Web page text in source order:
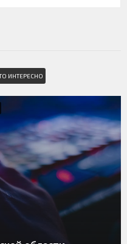
ИНТЕРЕСНО